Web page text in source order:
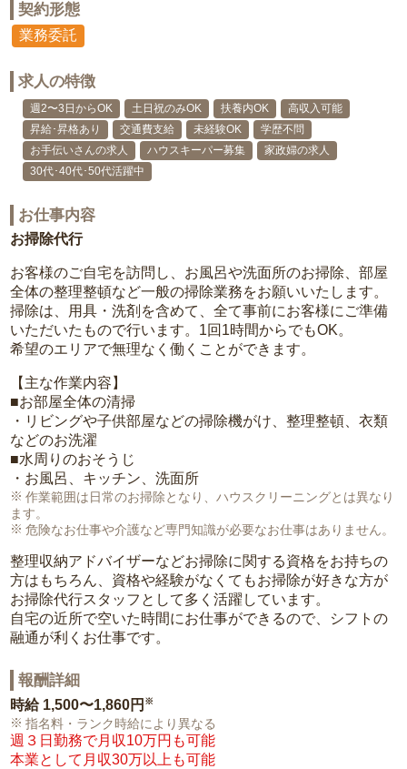
契約形態
業務委託
求人の特徴
週2〜3日からOK 土日祝のみOK 扶養内OK
高収入可能
昇給･昇格あり
交通費支給 未経験OK
学歴不問
お手伝いさんの求人
ハウスキーパー募集
家政婦の求人
30代･40代･50代活躍中
お仕事内容
お掃除代行
お客様のご自宅を訪問し、お風呂や洗面所のお掃除、部屋
全体の整理整頓など一般の掃除業務をお願いいたします。
掃除は、用具・洗剤を含めて、全て事前にお客様にご準備
いただいたもので行います。1回1時間からでもOK。
希望のエリアで無理なく働くことができます。
【主な作業内容】
■お部屋全体の清掃
・リビングや子供部屋などの掃除機がけ、整理整頓、衣類
などのお洗濯
■水周りのおそうじ
・お風呂、キッチン、洗面所
作業範囲は日常のお掃除となり、ハウスクリーニングとは異なり
ます。
危険なお仕事や介護など専門知識が必要なお仕事はありません。
整理収納アドバイザーなどお掃除に関する資格をお持ちの
方はもちろん、資格や経験がなくてもお掃除が好きな方が
お掃除代行スタッフとして多く活躍しています。
自宅の近所で空いた時間にお仕事ができるので、シフトの
融通が利くお仕事です。
報酬詳細
時給 1,500〜1,860円 ※
指名料・ランク時給により異なる
週３日勤務で月収10万円も可能
本業として月収30万以上も可能